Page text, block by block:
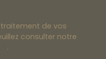
traitement de vos
consulter notre
.